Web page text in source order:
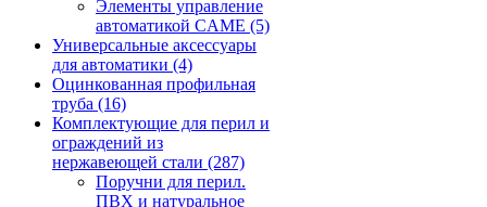
Элементы управление
автоматикой CAME (5)
Универсальные аксессуары
для автоматики (4)
Оцинкованная профильная
труба (16)
Комплектующие для перил и
ограждений из
нержавеющей стали (287)
Поручни для перил.
ПВХ и натуральное